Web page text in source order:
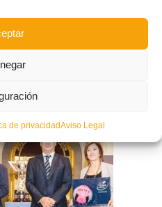
de privacidadAviso Legal